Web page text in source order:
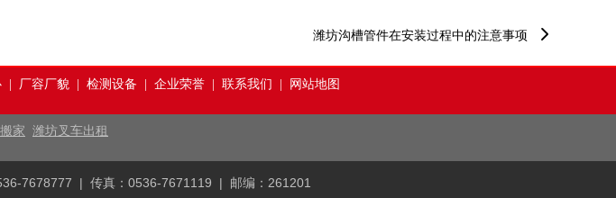
潍坊沟槽管件在安装过程中的注意事项 
| 厂容厂貌| 检测设备 企业荣誉| 联系我们 网站地图
家 潍坊叉车出租
7678777 | 传真：0536-7671119 | 邮编：261201